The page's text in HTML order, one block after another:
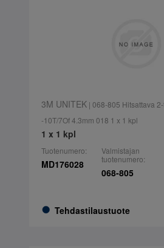
3M UNITEK| 068-805 Hitsattava
-10T/7Of 4.3mm 018 1 x 1 kpl
1 x 1 kpl
Tuotenumero:
MD176028
Tehdastilaustuote
Valmistajan
tuotenumero:
068-805